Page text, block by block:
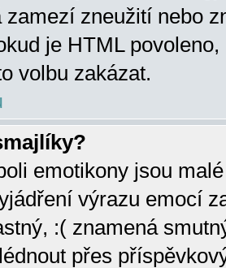
zamezí zneužití nebo
je HTML
volbu zakázat.
emotikony jsou
výrazu emocí
:( znamená
přes